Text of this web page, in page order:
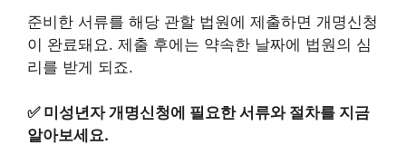
준비한 서류를 해당 관할 법원에 제출하면 개명신청
이 완료돼요. 제출 후에는 약속한 날짜에 법원의 심
리를 받게 되죠.
✅ 미성년자 개명신청에 필요한 서류와 절차를 지금
알아보세요.